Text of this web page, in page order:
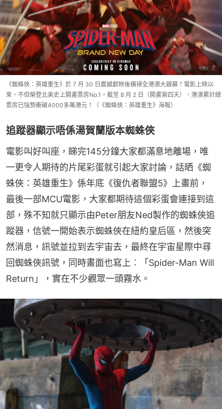
《蜘蛛俠：英雄重生》於 7 月 30 日震撼獻映後橫掃全港澳大銀幕！電影上映以
來，不但榮登北美史上開畫票房No.1，截至 8 月 2 日（開畫第四天），港澳累計總
票房已強勢衝破4000多萬港元！（《蜘蛛俠：英雄重生》海報）
追蹤器顯示唔係湯賀蘭版本蜘蛛俠
電影叫好叫座，睇完145分鐘大家都滿意地離場，唯
一更令人期待的片尾彩蛋就引起大家討論，話晒《蜘
蛛俠：英雄重生》係年底《復仇者聯盟5》上畫前，
最後一部MCU電影，大家都期待這個彩蛋會連接到這
部，殊不知就只顯示由Peter朋友Ned製作的蜘蛛俠追
蹤器，信號一開始表示蜘蛛俠在紐約皇后區，然後突
然消息，訊號並拉到去宇宙去，最終在宇宙星際中尋
回蜘蛛俠訊號，同時畫面也寫上︰「Spider-Man Will
Return」，實在不少觀眾一頭霧水。